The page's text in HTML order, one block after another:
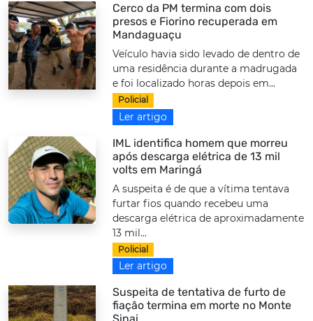
Cerco da PM termina com dois
presos e Fiorino recuperada em
Mandaguaçu
Veículo havia sido levado de dentro de
uma residência durante a madrugada
e foi localizado horas depois em...
Policial
Ler artigo
IML identifica homem que morreu
após descarga elétrica de 13 mil
volts em Maringá
A suspeita é de que a vítima tentava
furtar fios quando recebeu uma
descarga elétrica de aproximadamente
13 mil...
Policial
Ler artigo
Suspeita de tentativa de furto de
fiação termina em morte no Monte